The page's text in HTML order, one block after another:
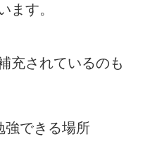
ます。
充されているのも
強できる場所